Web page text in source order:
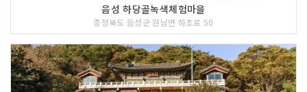
음성 하당골녹색체험마을
충청북도 음성군 원남면 하초로 50